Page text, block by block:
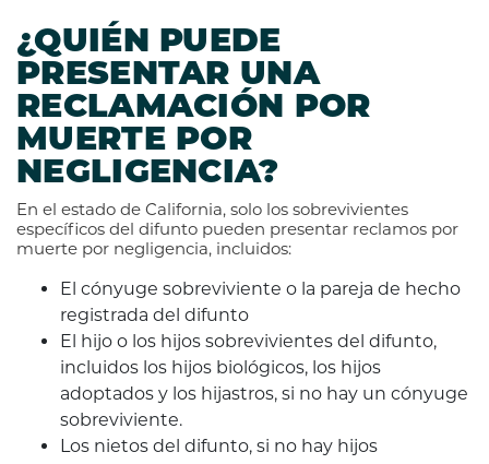
¿QUIÉN PUEDE
PRESENTAR UNA
RECLAMACIÓN POR
MUERTE POR
NEGLIGENCIA?
En el estado de California, solo los sobrevivientes
específicos del difunto pueden presentar reclamos por
muerte por negligencia, incluidos:
El cónyuge sobreviviente o la pareja de hecho
registrada del difunto
El hijo o los hijos sobrevivientes del difunto,
incluidos los hijos biológicos, los hijos
adoptados y los hijastros, si no hay un cónyuge
sobreviviente.
Los nietos del difunto, si no hay hijos